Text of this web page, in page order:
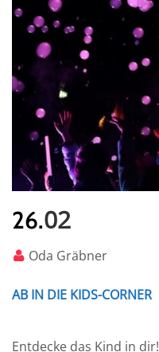
26.02
Oda Gräbner
AB IN DIE KIDS-CORNER
Entdecke das Kind in